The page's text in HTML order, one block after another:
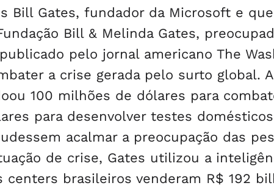
Bill Gates, fundador da Microsoft e
Bill & Melinda Gates,
pelo jornal americano The
a crise gerada pelo surto global.
100 milhões de dólares para
para desenvolver testes
acalmar a preocupação das
de crise, Gates utilizou a
centers brasileiros venderam R$ 192